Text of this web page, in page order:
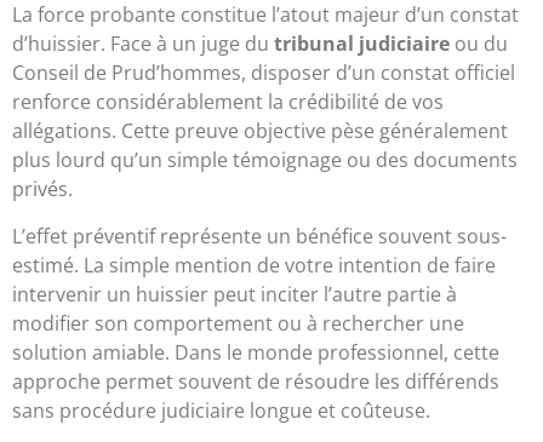
La force probante constitue l’atout majeur d’un constat
d’huissier. Face à un juge du tribunal judiciaire ou du
Conseil de Prud’hommes, disposer d’un constat officiel
renforce considérablement la crédibilité de vos
allégations. Cette preuve objective pèse généralement
plus lourd qu’un simple témoignage ou des documents
privés.
L’effet préventif représente un bénéfice souvent sous-
estimé. La simple mention de votre intention de faire
intervenir un huissier peut inciter l’autre partie à
modifier son comportement ou à rechercher une
solution amiable. Dans le monde professionnel, cette
approche permet souvent de résoudre les différends
sans procédure judiciaire longue et coûteuse.